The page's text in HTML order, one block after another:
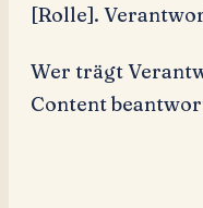
[Rolle].
Wer trägt
Content